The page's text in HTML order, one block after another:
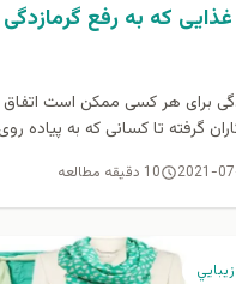
غذایی که به رفع
برای هر کسی ممکن است اتفاق
گرفته تا کسانی که به پیاده
2021- 10 دقیقه مطالعه